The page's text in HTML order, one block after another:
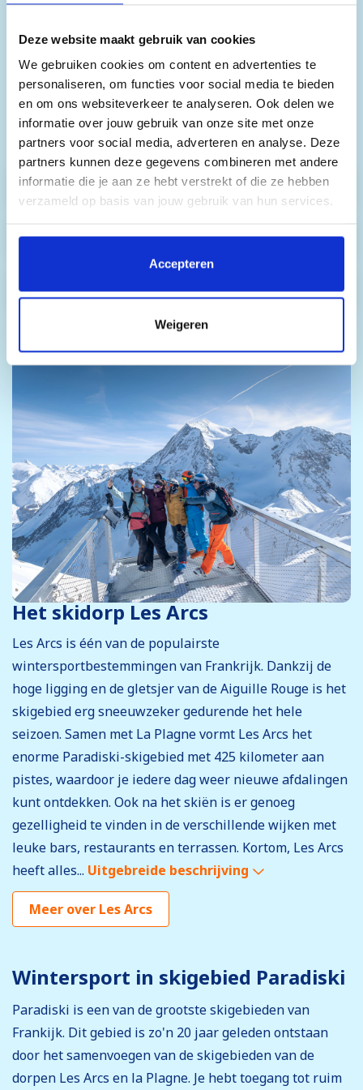
Deze website maakt gebruik van cookies
We gebruiken cookies om content en advertenties te
personaliseren, om functies voor social media te bieden
en om ons websiteverkeer te analyseren. Ook delen we
informatie over jouw gebruik van onze site met onze
partners voor social media, adverteren en analyse. Deze
partners kunnen deze gegevens combineren met andere
informatie die je aan ze hebt verstrekt of die ze hebben
verzameld op basis van jouw gebruik van hun services.
Door op 'Accepteren' te klikken, stem je in met het
plaatsen van alle cookies. Klik op 'Details' voor een
cookies je wilt toestaan. Je kunt je voorkeuren op elk
moment wijzigen of je toestemming intrekken.
Accepteren
Weigeren
skipas inbegrepen in de prijs. Je kunt deze
boeking toevoegen. Hieronder vind je alle
mogelijkheden. De prijzen kunnen variëren per
aankomstdatum, daarom tonen we hier alleen
vanafprijzen. De exacte prijzen die voor jou
gelden, vind je in stap 1 van het online
boekingsformulier.
Skipassen
Skihuur
Snowboardhuur
Het skidorp Les Arcs
Les Arcs is één van de populairste
wintersportbestemmingen van Frankrijk. Dankzij de
hoge ligging en de gletsjer van de Aiguille Rouge is het
skigebied erg sneeuwzeker gedurende het hele
seizoen. Samen met La Plagne vormt Les Arcs het
enorme Paradiski-skigebied met 425 kilometer aan
pistes, waardoor je iedere dag weer nieuwe afdalingen
kunt ontdekken. Ook na het skiën is er genoeg
gezelligheid te vinden in de verschillende wijken met
leuke bars, restaurants en terrassen. Kortom, Les Arcs
heeft alles... Uitgebreide beschrijving
Meer over Les Arcs
Wintersport in skigebied Paradiski
Paradiski is een van de grootste skigebieden van
Frankijk. Dit gebied is zo'n 20 jaar geleden ontstaan
door het samenvoegen van de skigebieden van de
dorpen Les Arcs en la Plagne. Je hebt toegang tot ruim